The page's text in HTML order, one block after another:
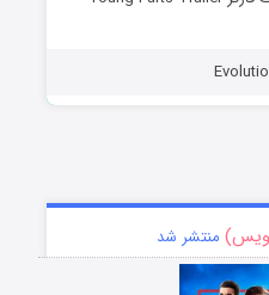
منتشر شد